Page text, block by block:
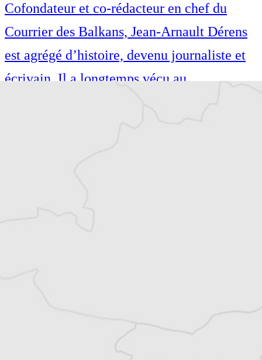
Cofondateur et co-rédacteur en chef du
Courrier des Balkans, Jean-Arnault Dérens
est agrégé d’histoire, devenu journaliste et
écrivain. Il a longtemps vécu au